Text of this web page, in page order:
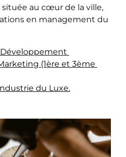
au cœur de la ville,
en management du
(1ère et 3ème
du Luxe.